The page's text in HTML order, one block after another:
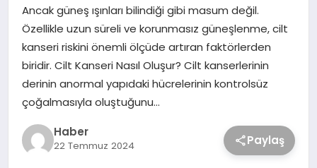
YAŞAM
Ancak güneş ışınları bilindiği gibi masum değil.
Özellikle uzun süreli ve korunmasız güneşlenme, cilt
kanseri riskini önemli ölçüde artıran faktörlerden
biridir. Cilt Kanseri Nasıl Oluşur? Cilt kanserlerinin
derinin anormal yapıdaki hücrelerinin kontrolsüz
çoğalmasıyla oluştuğunu…
Haber
22 Temmuz 2024 Paylaş